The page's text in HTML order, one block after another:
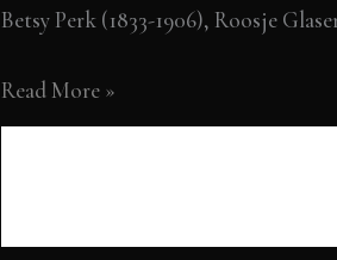
Betsy Perk (1833-1906), Roosje
VOORONDERZOEK
v.
Read More »